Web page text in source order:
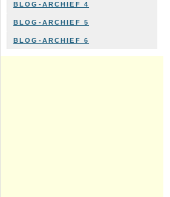
BLOG-ARCHIEF 4
BLOG-ARCHIEF 5
BLOG-ARCHIEF 6